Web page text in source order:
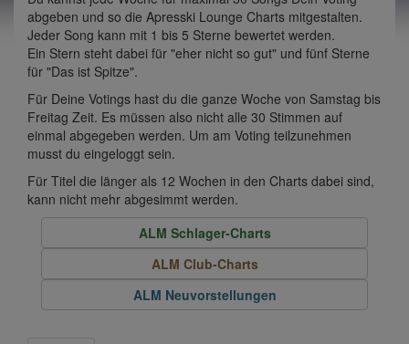
abgeben und so die Apresski Lounge Charts mitgestalten.
Jeder Song kann mit 1 bis 5 Sterne bewertet werden.
Ein Stern steht dabei für "eher nicht so gut" und fünf Sterne
für "Das ist Spitze".
Für Deine Votings hast du die ganze Woche von Samstag bis
Freitag Zeit. Es müssen also nicht alle 30 Stimmen auf
einmal abgegeben werden. Um am Voting teilzunehmen
musst du eingeloggt sein.
Für Titel die länger als 12 Wochen in den Charts dabei sind,
kann nicht mehr abgesimmt werden.
ALM Schlager-Charts
ALM Club-Charts
ALM Neuvorstellungen